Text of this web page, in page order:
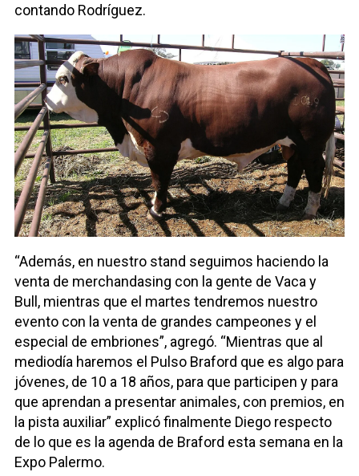
contando Rodríguez.
“Además, en nuestro stand seguimos haciendo la
venta de merchandasing con la gente de Vaca y
Bull, mientras que el martes tendremos nuestro
evento con la venta de grandes campeones y el
especial de embriones”, agregó. “Mientras que al
mediodía haremos el Pulso Braford que es algo para
jóvenes, de 10 a 18 años, para que participen y para
que aprendan a presentar animales, con premios, en
la pista auxiliar” explicó finalmente Diego respecto
de lo que es la agenda de Braford esta semana en la
Expo Palermo.